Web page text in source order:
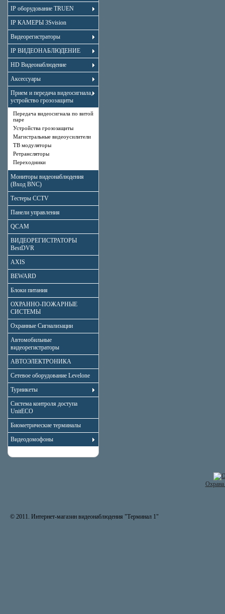
IP оборудование TRUEN
IP КАМЕРЫ 3Svision
Видеорегистраторы
IP ВИДЕОНАБЛЮДЕНИЕ
HD Видеонаблюдение
Аксессуары
Прием и передача видеосигнала,
устройство грозозащиты
Передача видеосигнала по витой
паре
Устройства грозозащиты
Магистральные видеоусилители
ТВ модуляторы
Ретрансляторы
Переходники
Мониторы видеонаблюдения
(Вход BNC)
Тестеры CCTV
Панели управления
QCAM
ВИДЕОРЕГИСТРАТОРЫ
BestDVR
AXIS
BEWARD
Блоки питания
ОХРАННО-ПОЖАРНЫЕ
СИСТЕМЫ
Охранные Сигнализации
Автомобильные
видеорегистраторы
АВТОЭЛЕКТРОНИКА
Сетевое оборудование Levelone
Турникеты
Система контроля доступа
UnitECO
Биометрические терминалы
Видеодомофоны
© 2011. Интернет-магазин видеонаблюдения "Терминал 1"